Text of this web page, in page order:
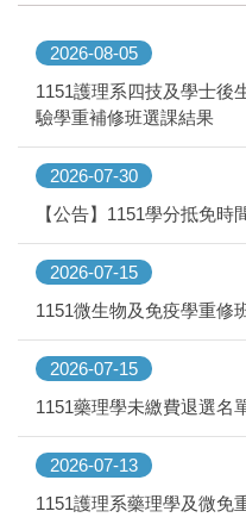
2026-08-05
1151護理系四技及學士後
驗學重補修班選課結果
2026-07-30
【公告】1151學分抵免時
2026-07-15
1151微生物及免疫學重修
2026-07-15
1151藥理學未繳費退選名
2026-07-13
1151護理系藥理學及微免